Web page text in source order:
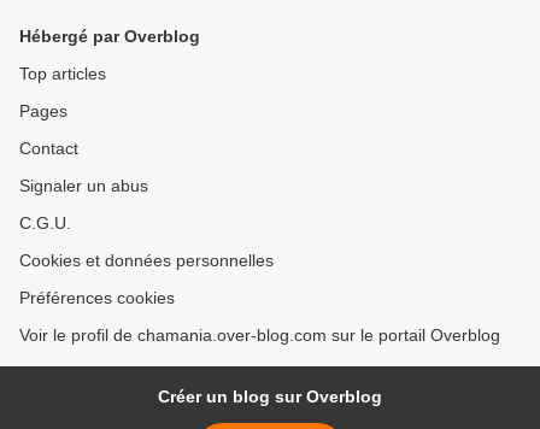
Hébergé par Overblog
Top articles
Pages
Contact
Signaler un abus
C.G.U.
Cookies et données personnelles
Préférences cookies
Voir le profil de chamania.over-blog.com sur le portail Overblog
Créer un blog sur Overblog